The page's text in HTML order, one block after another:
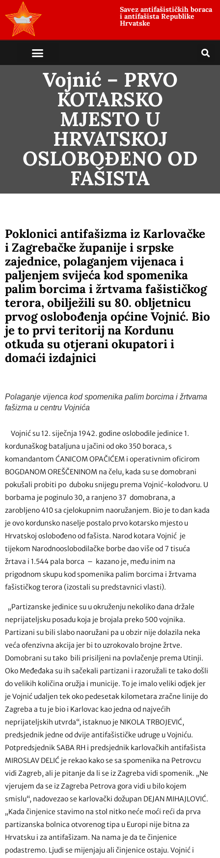
Savez antifašističkih boraca
i antifašista Republike
Hrvatske
Vojnić – PRVO
KOTARSKO
MJESTO U
HRVATSKOJ
OSLOBOĐENO OD
FAŠISTA
Poklonici antifašizma iz Karlovačke
i Zagrebačke županije i srpske
zajednice, polaganjem vijenaca i
paljenjem svijeća kod spomenika
palim borcima i žrtvama fašističkog
terora, obilježili su 80. obljetnicu
prvog oslobođenja općine Vojnić. Bio
je to prvi teritorij na Kordunu
otkuda su otjerani okupatori i
domaći izdajnici
Polaganje vijenca kod spomenika palim borcima i žrtvama
fašizma u centru Vojnića
Vojnić su 12. siječnja 1942. godine oslobodile jedinice 1.
kordunaškog bataljuna u jačini od oko 350 boraca, s
komandantom ĆANICOM OPAČIĆEM i operativnim oficirom
BOGDANOM OREŠČENINOM na čelu, kada su se domobrani
pokušali probiti po duboku snijegu prema Vojnić-kolodvoru. U
borbama je poginulo 30, a ranjeno 37 domobrana, a
zarobljeno 410 sa cjelokupnim naoružanjem. Bio je to dan kada
je ovo kordunsko naselje postalo prvo kotarsko mjesto u
Hrvatskoj oslobođeno od fašista. Narod kotara Vojnić je
tijekom Narodnooslobodilačke borbe dao više od 7 tisuća
žrtava i 1.544 pala borca – kazano je, među inim na
prigodnom skupu kod spomenika palim borcima i žrtvama
fašističkog terora (izostali su predstavnici vlasti).
„Partizanske jedinice su u okruženju nekoliko dana držale
neprijateljsku posadu koja je brojala preko 500 vojnika.
Partizani su bili slabo naoružani pa u obzir nije dolazila neka
veća ofenzivna akcija jer bi to uzrokovalo brojne žrtve.
Domobrani su tako bili prisiljeni na povlačenje prema Utinji.
Oko Međeđaka su ih sačekali partizani i razoružali te tako došli
do velikih količina oružja i municije. To je imalo veliki odjek jer
je Vojnić udaljen tek oko pedesetak kilometara zračne linije do
Zagreba a tu je bio i Karlovac kao jedna od najvećih
neprijateljskih utvrda“, istaknuo je NIKOLA TRBOJEVIĆ,
predsjednik jedne od dvije antifašističke udruge u Vojniću.
Potpredsjednik SABA RH i predsjednik karlovačkih antifašista
MIROSLAV DELIĆ je rekao kako se sa spomenika na Petrovcu
vidi Zagreb, ali je pitanje da li se iz Zagreba vidi spomenik. „Ne
vjerujem da se iz Zagreba Petrova gora vidi u bilo kojem
smislu“, nadovezao se karlovački dožupan DEJAN MIHAJLOVIĆ.
„Kada činjenice stavimo na stol nitko neće moći reći da prva
partizanska bolnica otvorenog tipa u Europi nije bitna za
Hrvatsku i za antifašizam. Na nama je da te činjenice
podastremo. Ljudi se mijenjaju ali činjenice ostaju. Vojnić i